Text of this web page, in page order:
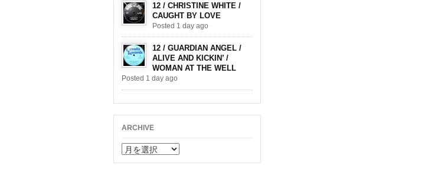
12 / CHRISTINE WHITE /
CAUGHT BY LOVE
Posted 1 day ago
12 / GUARDIAN ANGEL /
ALIVE AND KICKIN’ /
WOMAN AT THE WELL
Posted 1 day ago
ARCHIVE
ARCHIVE